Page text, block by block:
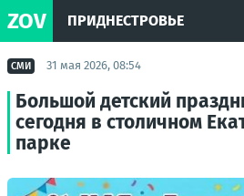
ZOV ПРИДНЕСТРОВЬЕ
СМИ 31 мая 2026, 08:54
Большой детский
сегодня в столичном
парке